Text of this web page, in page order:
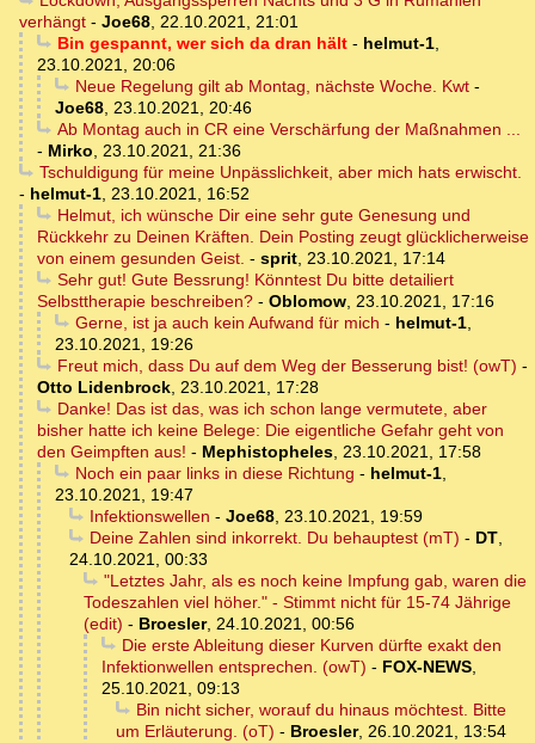
verhängt - Joe68, 22.10.2021, 21:01
Bin gespannt, wer sich da dran hält- helmut-1,
23.10.2021, 20:06
Neue Regelung gilt ab Montag, nächste Woche. Kwt-
Joe68, 23.10.2021, 20:46
Ab Montag auch in CR eine Verschärfung der Maßnahmen ...
- Mirko, 23.10.2021, 21:36
Tschuldigung für meine Unpässlichkeit, aber mich hats erwischt.
- helmut-1, 23.10.2021, 16:52
Helmut, ich wünsche Dir eine sehr gute Genesung und
Rückkehr zu Deinen Kräften. Dein Posting zeugt glücklicherweise
von einem gesunden Geist. - sprit, 23.10.2021, 17:14
Sehr gut! Gute Bessrung! Könntest Du bitte detailiert
Selbsttherapie beschreiben? - Oblomow, 23.10.2021, 17:16
Gerne, ist ja auch kein Aufwand für mich - helmut-1,
23.10.2021, 19:26
Freut mich, dass Du auf dem Weg der Besserung bist! (owT) -
Otto Lidenbrock, 23.10.2021, 17:28
Danke! Das ist das, was ich schon lange vermutete, aber
bisher hatte ich keine Belege: Die eigentliche Gefahr geht von
den Geimpften aus! - Mephistopheles, 23.10.2021, 17:58
Noch ein paar links in diese Richtung - helmut-1,
23.10.2021, 19:47
Infektionswellen - Joe68, 23.10.2021, 19:59
Deine Zahlen sind inkorrekt. Du behauptest (mT) - DT,
24.10.2021, 00:33
"Letztes Jahr, als es noch keine Impfung gab, waren die
Todeszahlen viel höher." - Stimmt nicht für 15-74 Jährige
(edit) - Broesler, 24.10.2021, 00:56
Die erste Ableitung dieser Kurven dürfte exakt den
Infektionwellen entsprechen. (owT) - FOX-NEWS,
25.10.2021, 09:13
Bin nicht sicher, worauf du hinaus möchtest. Bitte
um Erläuterung. (oT) - Broesler, 26.10.2021, 13:54